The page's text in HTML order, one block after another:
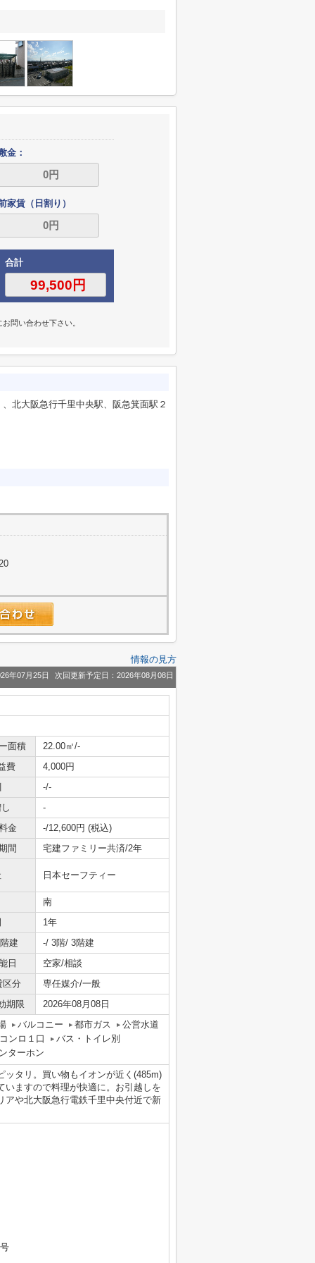
金：
家賃（日割り）
合計
問い合わせ下さい。
北大阪急行千里中央駅、阪急箕面駅２
情報の見方
年07月25日 次回更新予定日：2026年08月08日
面積
22.00㎡/-
費
4,000円
-/-
-
金
-/12,600円 (税込)
間
宅建ファミリー共済/2年
日本セーフティー
南
1年
建
-/ 3階/ 3階建
日
空家/相談
区分
専任媒介/一般
期限
2026年08月08日
バルコニー 都市ガス
公営水道
コンロ１口
バス・トイレ別
ターホン
タリ。買い物もイオンが近く(485m)
ますので料理が快適に。お引越しを
アや北大阪急行電鉄千里中央付近で新